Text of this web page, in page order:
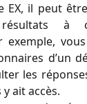
EX, il peut
à
exemple,
d’un
les
ait accès.